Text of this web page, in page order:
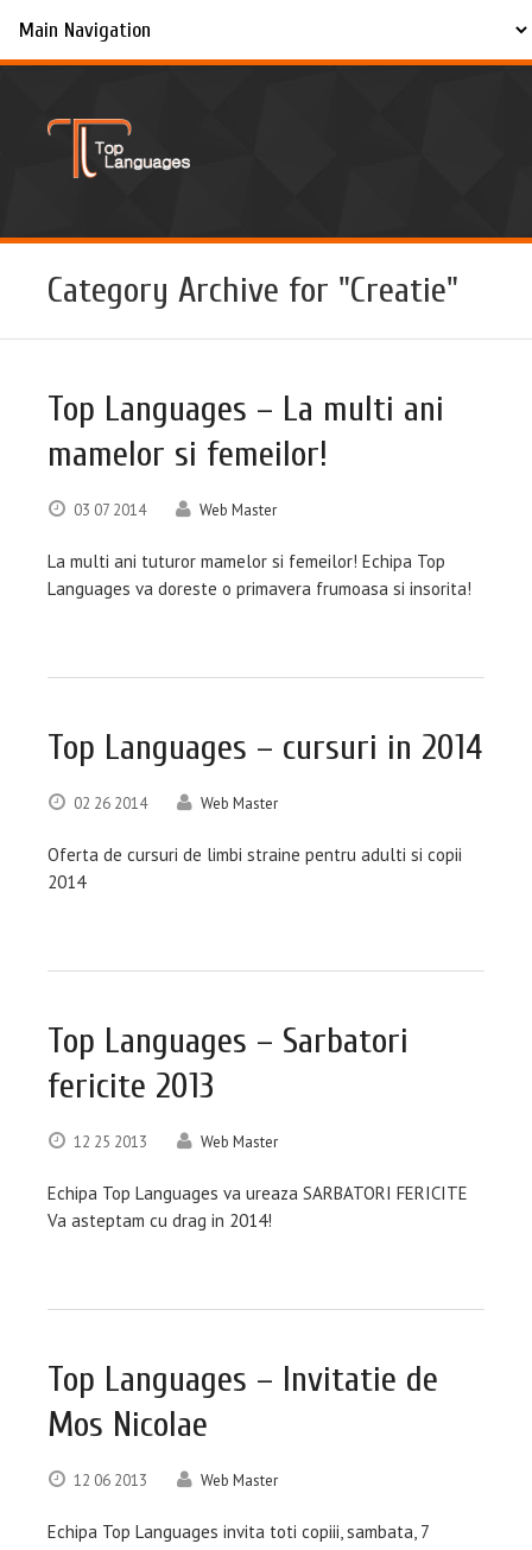
Category Archive for "Creatie"
Top Languages – La multi ani
mamelor si femeilor!
03 07 2014 Web Master
La multi ani tuturor mamelor si femeilor! Echipa Top
Languages va doreste o primavera frumoasa si insorita!
Top Languages – cursuri in 2014
02 26 2014 Web Master
Oferta de cursuri de limbi straine pentru adulti si copii
2014
Top Languages – Sarbatori
fericite 2013
12 25 2013 Web Master
Echipa Top Languages va ureaza SARBATORI FERICITE
Va asteptam cu drag in 2014!
Top Languages – Invitatie de
Mos Nicolae
12 06 2013 Web Master
Echipa Top Languages invita toti copiii, sambata, 7